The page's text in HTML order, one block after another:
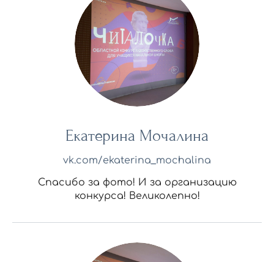
Екатерина Мочалина
vk.com/ekaterina_mochalina
Спасибо за фото! И за организацию
конкурса! Великолепно!